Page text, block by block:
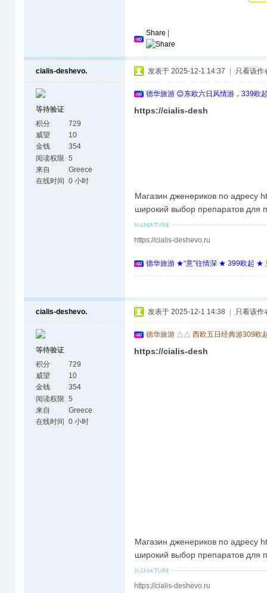
Share
cialis-deshevo.
等待验证
积分
729
威望
10
金钱
354
阅读权限 5
来自
Greece
在线时间
0 小时
发表于 2025-12-1 14:37 只看该作
德华旅游 😊东欧六日风情游，339欧
https://cialis-desh
Магазин дженериков по адресу
широкий выбор препаратов для
https://cialis-deshevo.ru
德华旅游 ★“意”往情深 ★ 399欧起 ★
cialis-deshevo.
等待验证
积分
729
威望
10
金钱
354
阅读权限 5
来自
Greece
在线时间
0 小时
发表于 2025-12-1 14:38 只看该作
德华旅游 △△ 西欧五日经典游309欧
https://cialis-desh
Магазин дженериков по адресу
широкий выбор препаратов для
https://cialis-deshevo.ru